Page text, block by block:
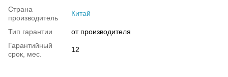
Страна
производитель
Китай
Тип гарантии
от производителя
Гарантийный
срок, мес.
12